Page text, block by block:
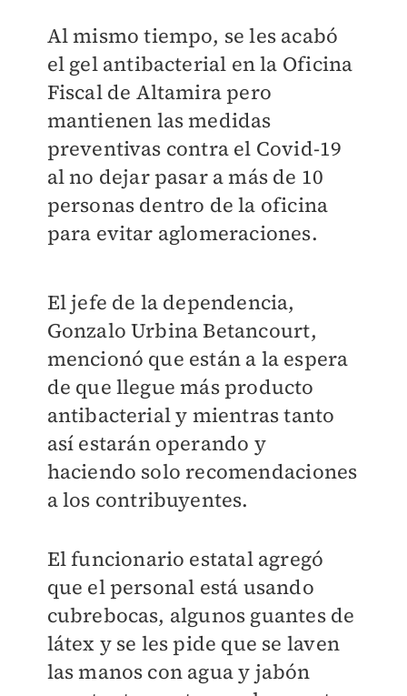
Al mismo tiempo, se les acabó
el gel antibacterial en la Oficina
Fiscal de Altamira pero
mantienen las medidas
preventivas contra el Covid-19
al no dejar pasar a más de 10
personas dentro de la oficina
para evitar aglomeraciones.
El jefe de la dependencia,
Gonzalo Urbina Betancourt,
mencionó que están a la espera
de que llegue más producto
antibacterial y mientras tanto
así estarán operando y
haciendo solo recomendaciones
a los contribuyentes.
El funcionario estatal agregó
que el personal está usando
cubrebocas, algunos guantes de
látex y se les pide que se laven
las manos con agua y jabón